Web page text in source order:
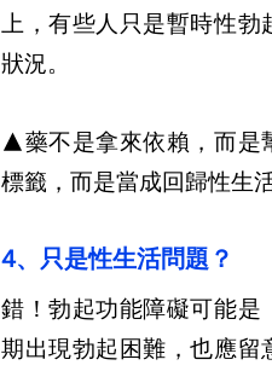
上，有些人只是暫時性勃
狀況。
▲藥不是拿來依賴，而是
標籤，而是當成回歸性生
4、只是性生活問題？
錯！勃起功能障礙可能是
期出現勃起困難，也應留